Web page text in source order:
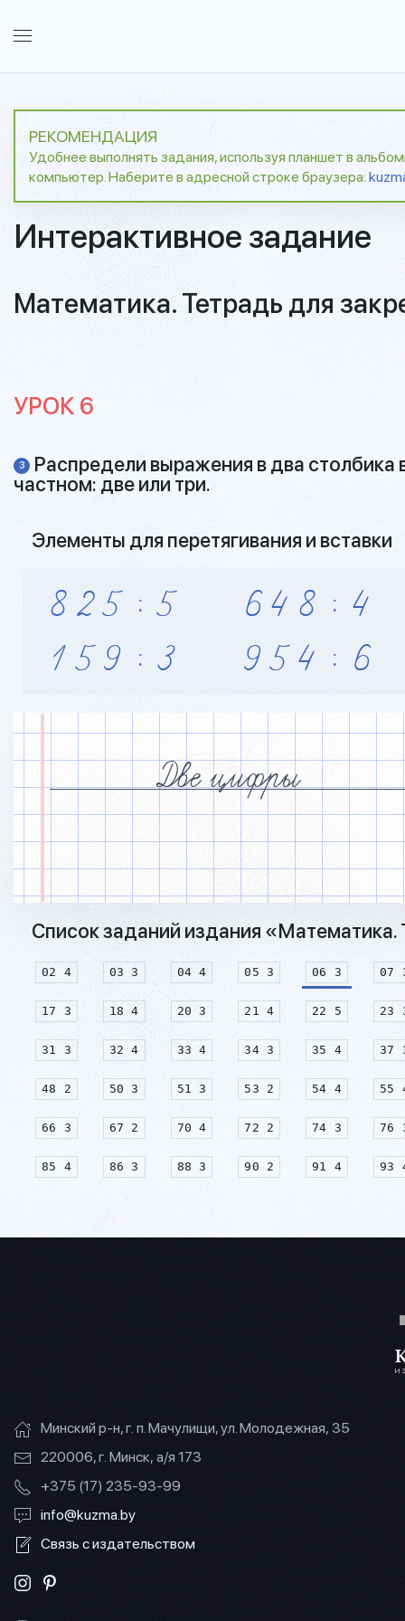
РЕКОМЕНДАЦИЯ
Удобнее выполнять задания, используя планшет в
компьютер. Наберите в адресной строке браузера:
Интерактивное задание
Математика. Тетрадь для
УРОК 6
3
Распредели выражения в два столбика
частном: две или три.
Элементы для перетягивания и вставки
8 2 5 $ 5 6 4 8 $ 4
1 5 9 $ 3 9 5 4 $ 6
Две цифры
Список заданий издания «Математика.
02 4 03 3 04 4 05 3 06 3 07
17 3 18 4 20 3 21 4 22 5 23
31 3 32 4 33 4 34 3 35 4 37
48 2 50 3 51 3 53 2 54 4 55
66 3 67 2 70 4 72 2 74 3 76
85 4 86 3 88 3 90 2 91 4 93
Минский р-н, г. п. Мачулищи, ул. Молодежная, 35
220006, г. Минск, а/я 173
+375 (17) 235-93-99
info@kuzma.by
Связь с издательством